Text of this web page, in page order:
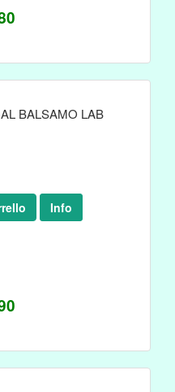
BALSAMO LAB
Info